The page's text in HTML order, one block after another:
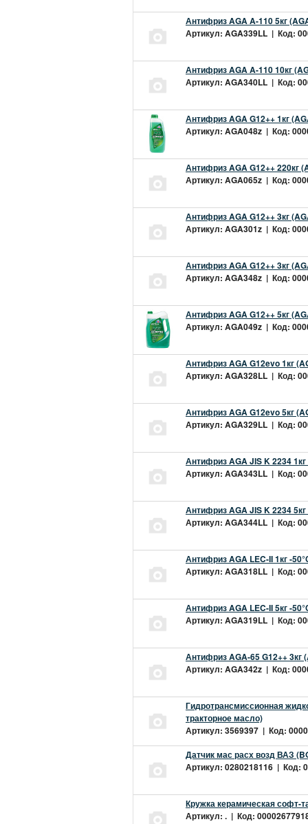
Антифриз AGA A-110 5кг
Артикул: AGA339LL | Код:
Антифриз AGA A-110 10кг
Артикул: AGA340LL | Код:
Антифриз AGA G12++ 1кг
Артикул: AGA048z | Код:
Антифриз AGA G12++ 220кг
Артикул: AGA065z | Код:
Антифриз AGA G12++ 3кг
Артикул: AGA301z | Код:
Антифриз AGA G12++ 3кг
Артикул: AGA348z | Код:
Антифриз AGA G12++ 5кг
Артикул: AGA049z | Код:
Антифриз AGA G12evo 1кг
Артикул: AGA328LL | Код:
Антифриз AGA G12evo 5кг
Артикул: AGA329LL | Код:
Антифриз AGA JIS K 2234
Артикул: AGA343LL | Код:
Антифриз AGA JIS K 2234
Артикул: AGA344LL | Код:
Антифриз AGA LEC-II 1кг -
Артикул: AGA318LL | Код:
Антифриз AGA LEC-II 5кг -
Артикул: AGA319LL | Код:
Антифриз AGA-65 G12++ 3кг
Артикул: AGA342z | Код:
Гидротрансмиссионная
тракторное масло)
Артикул: 3569397 | Код:
Датчик мас расх возд ВАЗ
Артикул: 0280218116 | Код:
Кружка керамическая софт-
Артикул: . | Код: